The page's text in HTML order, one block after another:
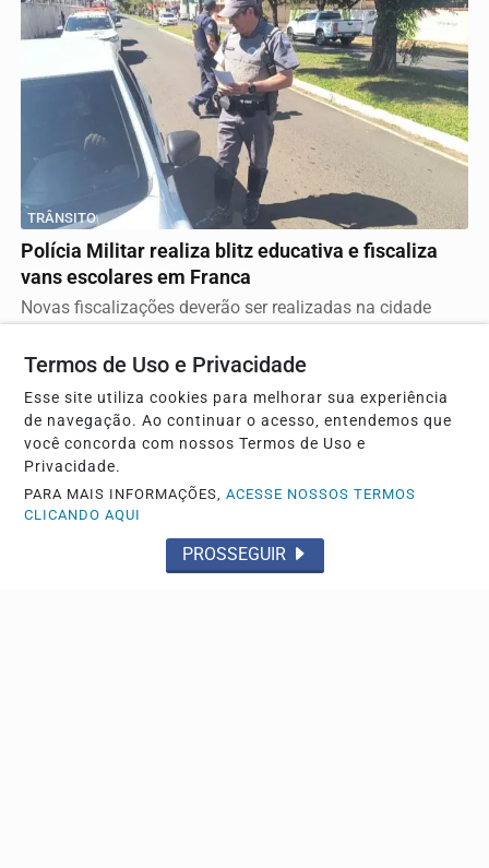
TRÂNSITO
Polícia Militar realiza blitz educativa e fiscaliza
vans escolares em Franca
Novas fiscalizações deverão ser realizadas na cidade
Termos de Uso e Privacidade
Esse site utiliza cookies para melhorar sua experiência
de navegação. Ao continuar o acesso, entendemos que
você concorda com nossos Termos de Uso e
Privacidade.
PARA MAIS INFORMAÇÕES,ACESSE NOSSOS TERMOS
CLICANDO AQUI
PROSSEGUIR